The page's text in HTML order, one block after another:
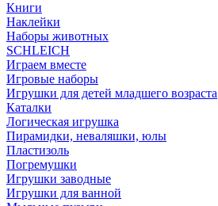
Книги
Наклейки
Наборы животных
SCHLEICH
Играем вместе
Игровые наборы
Игрушки для детей младшего возраста
Каталки
Логическая игрушка
Пирамидки, неваляшки, юлы
Пластизоль
Погремушки
Игрушки заводные
Игрушки для ванной